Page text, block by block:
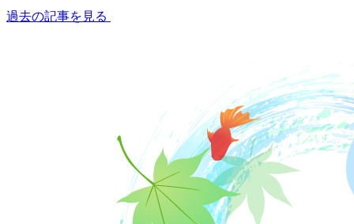
過去の記事を見る